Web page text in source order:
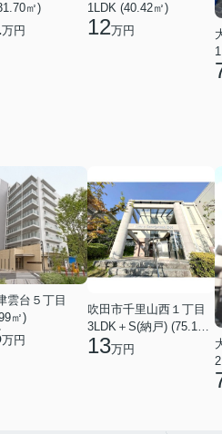
㎡)
万円
1LDK (40.42㎡)
12万円
雲台５丁目
㎡)
万円
吹田市千里山西１丁目
3LDK＋S(納戸) (75.18㎡)
13万円